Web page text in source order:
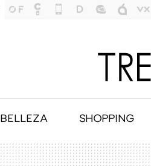
BELLEZA SHOPPING